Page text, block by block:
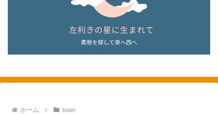
ホーム town